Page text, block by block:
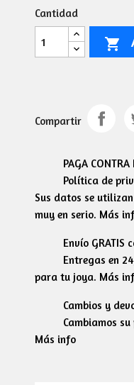
Cantidad

Compartir
PAGA
Política de
Sus datos se
muy en serio. Más
Envío GRATIS
Entregas en
para tu joya. Más
Cambios y
Cambiamos
Más info